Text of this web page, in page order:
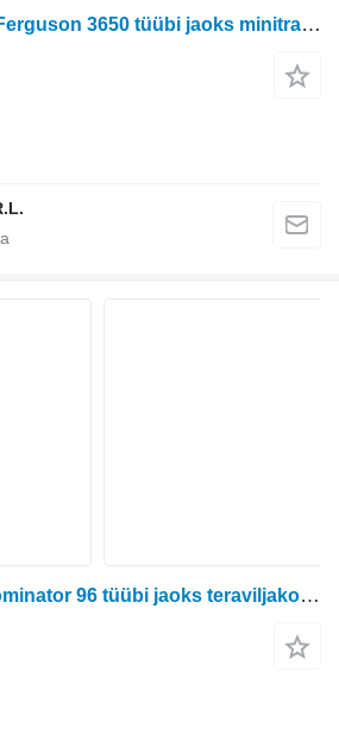
Käigukast Massey Ferguson 3650 tüübi jaoks minitraktori Massey Ferguson 3650
Käigukast Claas Dominator 96 tüübi jaoks teraviljakombaini Claas Dominator 96